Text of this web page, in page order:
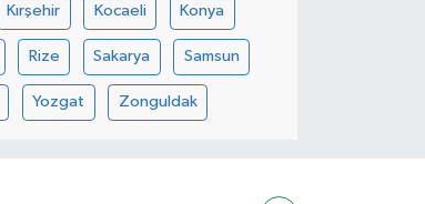
Kırşehir Kocaeli Konya
Rize Sakarya Samsun
Yozgat Zonguldak